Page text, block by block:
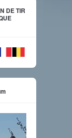
DE TIR